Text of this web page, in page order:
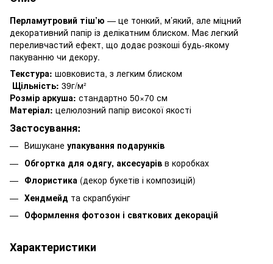
Перламутровий тіш’ю — це тонкий, м’який, але міцний
декоративний папір із делікатним блиском. Має легкий
переливчастий ефект, що додає розкоші будь-якому
пакуванню чи декору.
Текстура: шовковиста, з легким блиском
Щільність: 39г/м²
Розмір аркуша: стандартно 50×70 см
Матеріал: целюлозний папір високої якості
Застосування:
Вишукане упакування подарунків
Обгортка для одягу, аксесуарів в коробках
Флористика (декор букетів і композицій)
Хендмейд та скрапбукінг
Оформлення фотозон і святкових декорацій
Характеристики